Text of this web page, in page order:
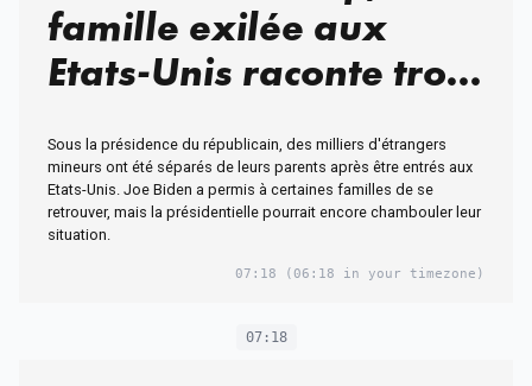
famille exilée aux
Etats-Unis raconte trois
Sous la présidence du républicain, des milliers d'étrangers
mineurs ont été séparés de leurs parents après être entrés aux
Etats-Unis. Joe Biden a permis à certaines familles de se
retrouver, mais la présidentielle pourrait encore chambouler leur
situation.
07:18 (06:18 in your timezone)
07:18